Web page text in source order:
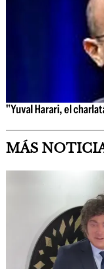
"Yuval Harari, el
MÁS